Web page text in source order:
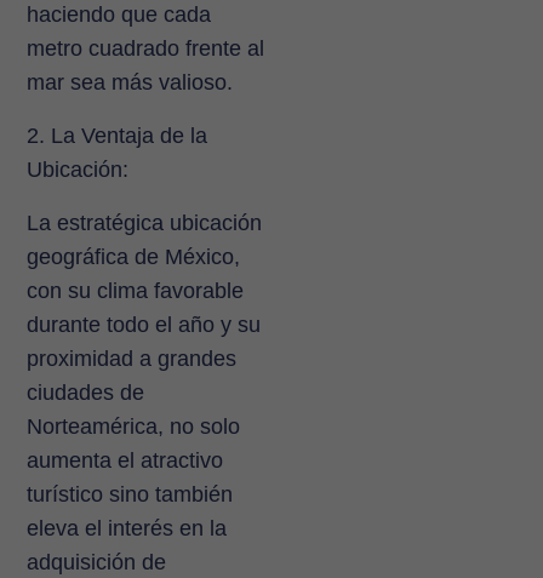
haciendo que cada
metro cuadrado frente al
mar sea más valioso.
2. La Ventaja de la
Ubicación:
La estratégica ubicación
geográfica de México,
con su clima favorable
durante todo el año y su
proximidad a grandes
ciudades de
Norteamérica, no solo
aumenta el atractivo
turístico sino también
eleva el interés en la
adquisición de